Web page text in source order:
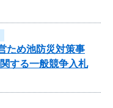
ため池防災対策事
する一般競争入札